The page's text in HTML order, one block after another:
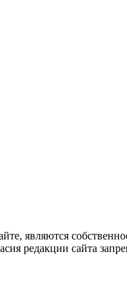
являются
редакции сайта